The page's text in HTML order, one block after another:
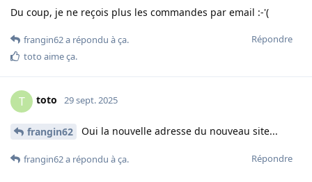
Du coup, je ne reçois plus les commandes par email :-'(
Répondre
frangin62a répondu à ça.
toto aime ça.
T toto 29 sept. 2025
frangin62 Oui la nouvelle adresse du nouveau site...
Répondre
frangin62a répondu à ça.